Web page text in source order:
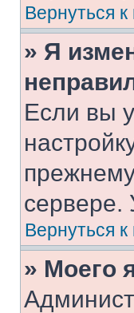
Вернуться к
» Я
Если вы
сервере.
Вернуться к
» Моего